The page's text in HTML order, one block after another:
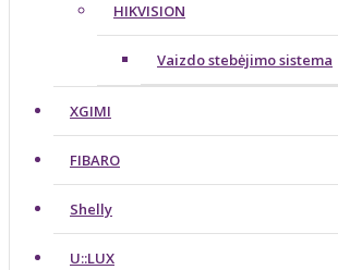
HIKVISION
Vaizdo stebėjimo sistema
XGIMI
FIBARO
Shelly
U::LUX